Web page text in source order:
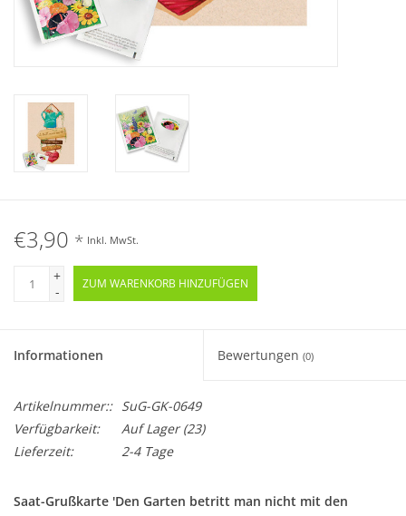
€3,90 * Inkl. MwSt.
+
-
ZUM WARENKORB HINZUFÜGEN
Informationen Bewertungen (0)
Artikelnummer:: SuG-GK-0649
Verfügbarkeit:
Auf Lager(23)
Lieferzeit:
2-4 Tage
Saat-Grußkarte 'Den Garten betritt man nicht mit den